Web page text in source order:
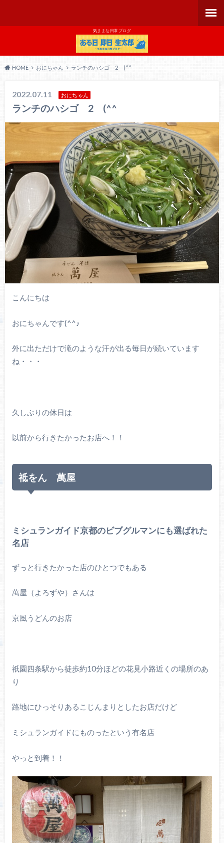
気ままな日常ブログ
HOME おにちゃん ランチのハシゴ 2 (^^
2022.07.11 おにちゃん
ランチのハシゴ 2 (^^
こんにちは
おにちゃんです(^^♪
外に出ただけで滝のような汗が出る毎日が続いています
ね・・・
久しぶりの休日は
以前から行きたかったお店へ！！
祗をん 萬屋
ミシュランガイド京都のビブグルマンにも選ばれた
名店
ずっと行きたかった店のひとつでもある
萬屋（よろずや）さんは
京風うどんのお店
祇園四条駅から徒歩約10分ほどの花見小路近くの場所のあ
り
路地にひっそりあるこじんまりとしたお店だけど
ミシュランガイドにものったという有名店
やっと到着！！